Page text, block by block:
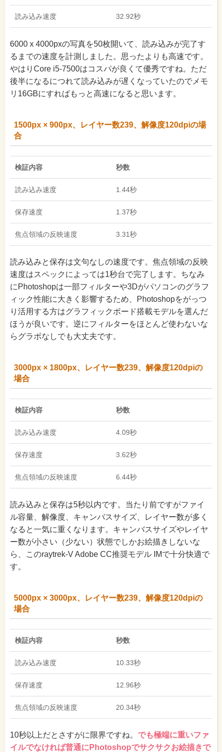
読み込み速度 32.92秒
6000 x 4000pxの写真を50枚開いて、読み込みが完了す
るまでの速度を計測しました。思ったよりも高速です。
やはりCore i5-7500はコスパが良くて優秀ですね。ただ
後半になるにつれて読み込みが遅くなっていたのでメモ
リ16GBにすればもっと高速になると思います。
1500px × 900px、レイヤー数239、解像度120dpiの場
合
検証内容 秒数
読み込み速度 1.44秒
保存速度 1.37秒
焦点領域の反映速度 3.31秒
読み込みと保存は文句なしの速度です。焦点領域の反映
速度はスペックによっては1秒台で完了します。ちなみ
にPhotoshopは一部フィルターや3Dがパソコンのグラフ
ィック性能に大きく影響するため、Photoshopをがっつ
り活用する方はグラフィックボード搭載モデルを選んだ
ほうが良いです。逆にフィルターをほとんど使わないな
らグラボなしでも大丈夫です。
3000px × 1800px、レイヤー数239、解像度120dpiの
場合
検証内容 秒数
読み込み速度 4.09秒
保存速度 3.62秒
焦点領域の反映速度 6.44秒
読み込みと保存は5秒以内です。当たり前ですがファイ
ル容量、解像度、キャンバスサイズ、レイヤー数が多く
なると一気に重くなります。キャンバスサイズやレイヤ
ー数が小さい（少ない）状態でしかお絵描きしないな
ら、このraytrek-V Adobe CC推奨モデル IMで十分快適で
す。
5000px × 3000px、レイヤー数239、解像度120dpiの
場合
検証内容 秒数
読み込み速度 10.33秒
保存速度 12.96秒
焦点領域の反映速度 20.34秒
10秒以上だとさすがに限界ですね。 でも極端に重いファ
イルでなければ普通にPhotoshopでサクサクお絵描きで